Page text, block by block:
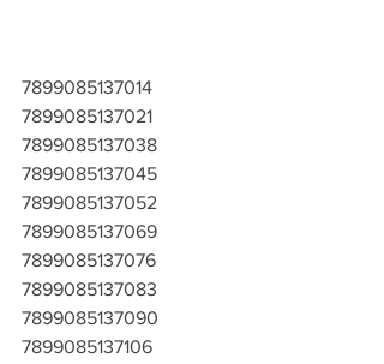
7899085137014
7899085137021
7899085137038
7899085137045
7899085137052
7899085137069
7899085137076
7899085137083
7899085137090
7899085137106